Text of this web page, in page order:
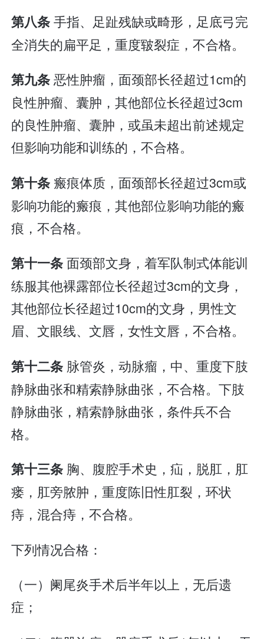
第八条手指、足趾残缺或畸形，足底弓完
全消失的扁平足，重度皲裂症，不合格。
第九条恶性肿瘤，面颈部长径超过1cm的
良性肿瘤、囊肿，其他部位长径超过3cm
的良性肿瘤、囊肿，或虽未超出前述规定
但影响功能和训练的，不合格。
第十条 瘢痕体质，面颈部长径超过3cm或
影响功能的瘢痕，其他部位影响功能的瘢
痕，不合格。
第十一条面颈部文身，着军队制式体能训
练服其他裸露部位长径超过3cm的文身，
其他部位长径超过10cm的文身，男性文
眉、文眼线、文唇，女性文唇，不合格。
第十二条 脉管炎，动脉瘤，中、重度下肢
静脉曲张和精索静脉曲张，不合格。下肢
静脉曲张，精索静脉曲张，条件兵不合
格。
第十三条 胸、腹腔手术史，疝，脱肛，肛
瘘，肛旁脓肿，重度陈旧性肛裂，环状
痔，混合痔，不合格。
下列情况合格：
（一）阑尾炎手术后半年以上，无后遗
症；